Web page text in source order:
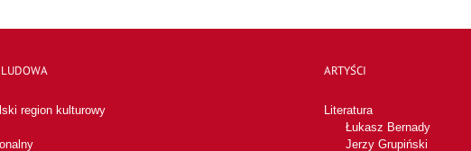
region kulturowy
ARTYŚCI
Literatura
Łukasz Bernady
Jerzy Grupiński